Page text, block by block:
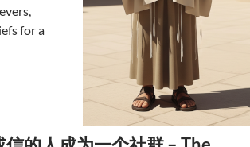
for a